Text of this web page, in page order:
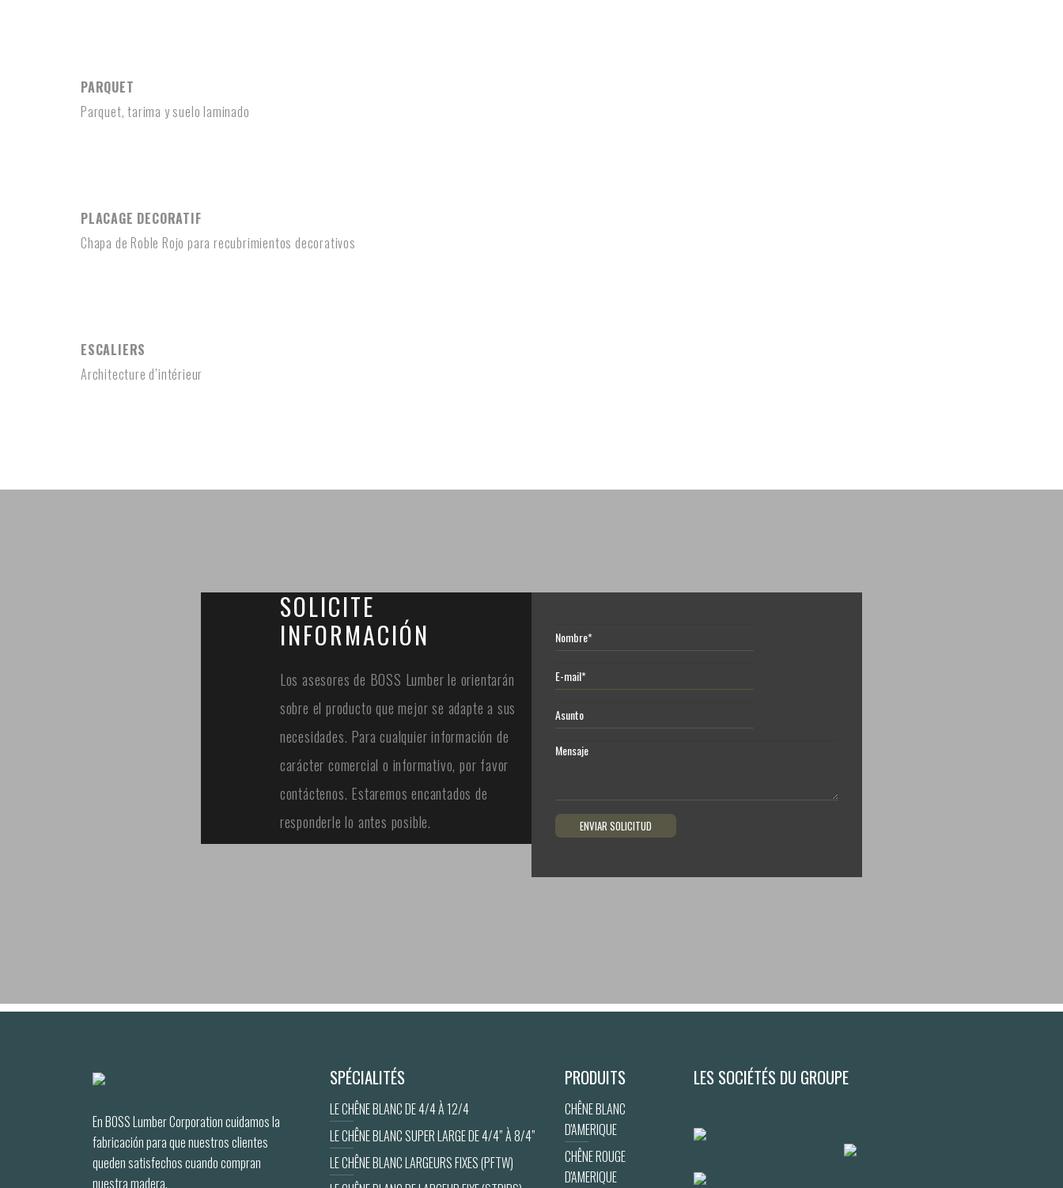
PARQUET
Parquet, tarima y suelo laminado
PLACAGE DECORATIF
Chapa de Roble Rojo para recubrimientos decorativos
ESCALIERS
Architecture d’intérieur
SOLICITE
INFORMACIÓN
Los asesores de BOSS Lumber le orientarán
sobre el producto que mejor se adapte a sus
necesidades. Para cualquier información de
carácter comercial o informativo, por favor
contáctenos. Estaremos encantados de
responderle lo antes posible.
En BOSS Lumber Corporation cuidamos la
fabricación para que nuestros clientes
queden satisfechos cuando compran
nuestra madera.
SPÉCIALITÉS
LE CHÊNE BLANC DE 4/4 À 12/4
LE CHÊNE BLANC SUPER LARGE DE 4/4” À 8/4”
LE CHÊNE BLANC LARGEURS FIXES (PFTW)
PRODUITS
CHÊNE BLANC
D'AMERIQUE
CHÊNE ROUGE
D'AMERIQUE
LES SOCIÉTÉS DU GROUPE